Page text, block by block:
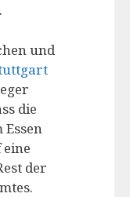
und
die
der